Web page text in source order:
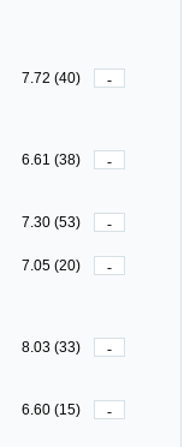
7.72 (40)
-
6.61 (38)
-
7.30 (53)
-
7.05 (20)
-
8.03 (33)
-
6.60 (15)
-